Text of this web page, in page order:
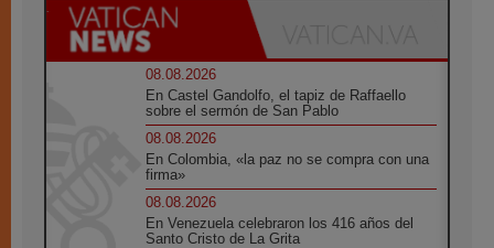
08.08.2026
En Castel Gandolfo, el tapiz de Raffaello
sobre el sermón de San Pablo
08.08.2026
En Colombia, «la paz no se compra con una
firma»
08.08.2026
En Venezuela celebraron los 416 años del
Santo Cristo de La Grita